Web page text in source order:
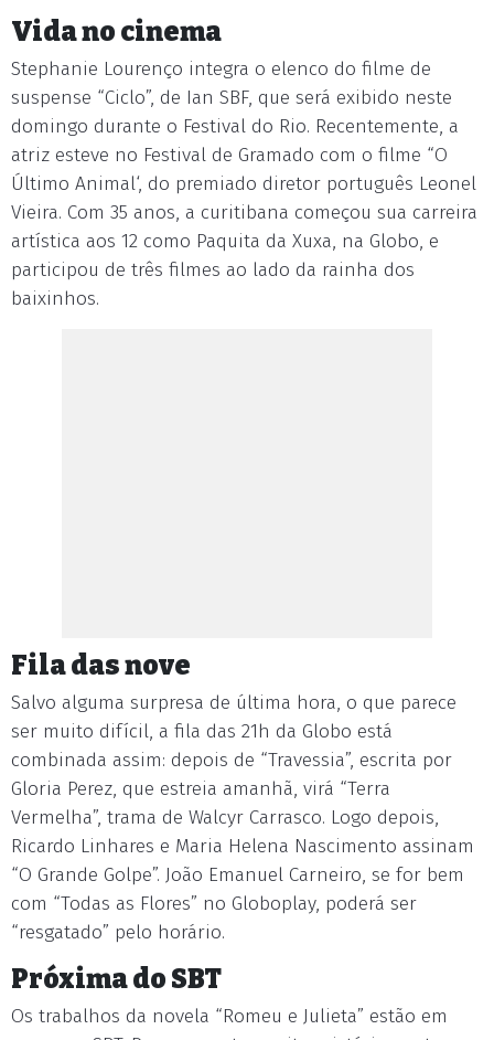
Vida no cinema
Stephanie Lourenço integra o elenco do filme de
suspense “Ciclo”, de Ian SBF, que será exibido neste
domingo durante o Festival do Rio. Recentemente, a
atriz esteve no Festival de Gramado com o filme “O
Último Animal‘, do premiado diretor português Leonel
Vieira. Com 35 anos, a curitibana começou sua carreira
artística aos 12 como Paquita da Xuxa, na Globo, e
participou de três filmes ao lado da rainha dos
baixinhos.
Fila das nove
Salvo alguma surpresa de última hora, o que parece
ser muito difícil, a fila das 21h da Globo está
combinada assim: depois de “Travessia”, escrita por
Gloria Perez, que estreia amanhã, virá “Terra
Vermelha”, trama de Walcyr Carrasco. Logo depois,
Ricardo Linhares e Maria Helena Nascimento assinam
“O Grande Golpe”. João Emanuel Carneiro, se for bem
com “Todas as Flores” no Globoplay, poderá ser
“resgatado” pelo horário.
Próxima do SBT
Os trabalhos da novela “Romeu e Julieta” estão em